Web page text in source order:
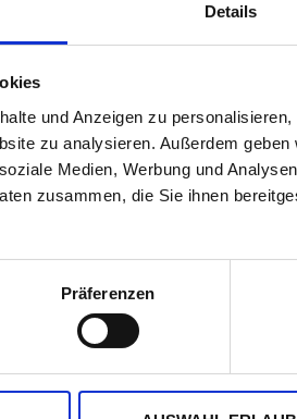
Details
und Anzeigen zu
zu analysieren. Außerdem
Medien, Werbung und
zusammen, die Sie ihnen
Präferenzen
Arbeit als Coach
und der
Themen, die wir gerne
Coaching für Frauen